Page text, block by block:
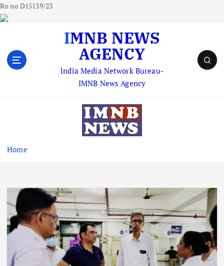
Ro no D15139/23
IMNB NEWS
AGENCY
lndia Media Network Bureau-
IMNB News Agency
Home